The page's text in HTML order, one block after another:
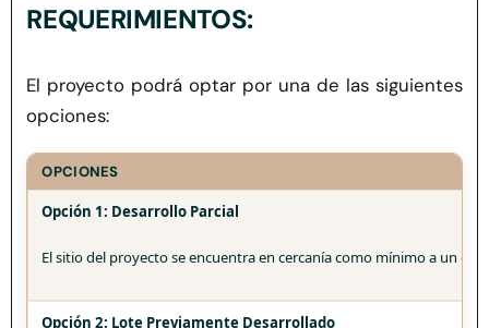
REQUERIMIENTOS:
El proyecto podrá optar por una de las siguientes
opciones:
OPCIONES
Opción 1: Desarrollo Parcial
El sitio del proyecto se encuentra en cercanía como mínimo a un
Opción 2: Lote Previamente Desarrollado